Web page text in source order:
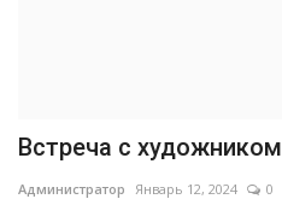
Встреча с художником
Администратор Январь 12, 2024 0